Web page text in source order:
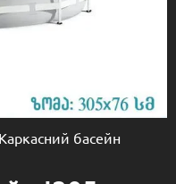
басейн